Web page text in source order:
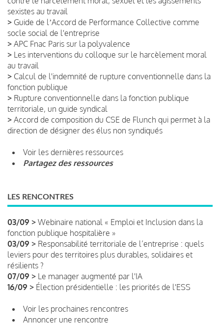
sexistes au travail
> Guide de lʼAccord de Performance Collective comme
socle social de l'entreprise
> APC Fnac Paris sur la polyvalence
> Les interventions du colloque sur le harcèlement moral
au travail
> Calcul de l'indemnité de rupture conventionnelle dans la
fonction publique
> Rupture conventionnelle dans la fonction publique
territoriale, un guide syndical
> Accord de composition du CSE de Flunch qui permet à la
direction de désigner des élus non syndiqués
Voir les dernières ressources
Partagez des ressources
LES RENCONTRES
03/09 > Webinaire national « Emploi et Inclusion dans la
fonction publique hospitalière »
03/09 > Responsabilité territoriale de l’entreprise : quels
leviers pour des territoires plus durables, solidaires et
résilients ?
07/09 > Le manager augmenté par l'IA
16/09 > Élection présidentielle : les priorités de l'ESS
Voir les prochaines rencontres
Annoncer une rencontre